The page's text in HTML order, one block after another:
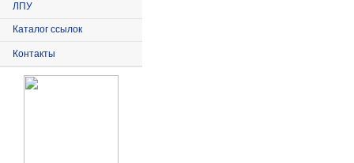
ЛПУ
Каталог ссылок
Контакты